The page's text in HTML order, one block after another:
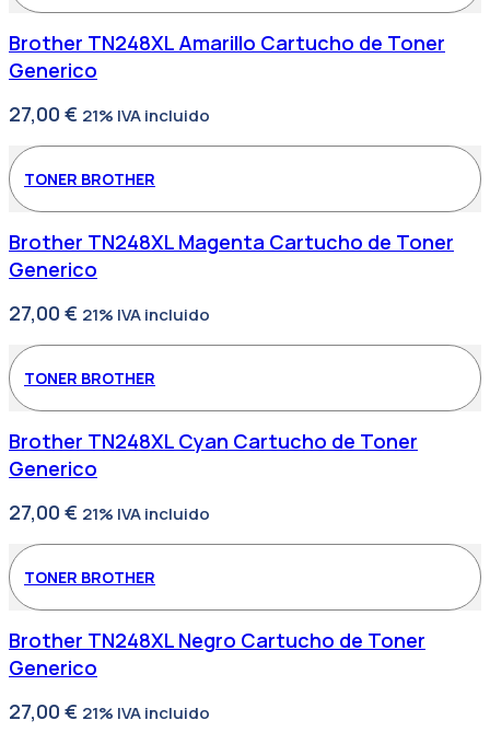
Brother TN248XL Amarillo Cartucho de Toner
Generico
27,00 € 21% IVA incluido
TONER BROTHER
Brother TN248XL Magenta Cartucho de Toner
Generico
27,00 € 21% IVA incluido
TONER BROTHER
Brother TN248XL Cyan Cartucho de Toner
Generico
27,00 € 21% IVA incluido
TONER BROTHER
Brother TN248XL Negro Cartucho de Toner
Generico
27,00 € 21% IVA incluido